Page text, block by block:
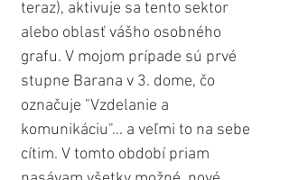
teraz), aktivuje sa tento sektor
alebo oblasť vášho osobného
grafu. V mojom prípade sú prvé
stupne Barana v 3. dome, čo
označuje "Vzdelanie a
komunikáciu"... a veľmi to na sebe
cítim. V tomto období priam